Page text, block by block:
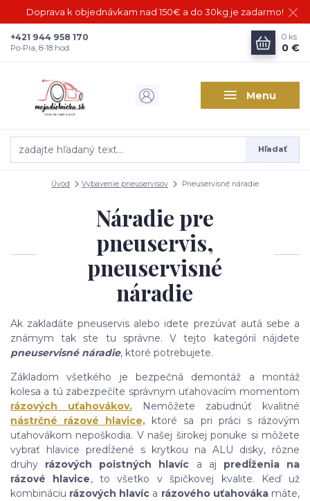
Doprava k objednávkam nad 150€ a do 30kg je zadarmo!
Menu
Hľadať
+421 944 958 170
Po-Pia, 8-18 hod.
0 ks
0 €
Úvod Vybavenie pneuservisov Pneuservisné náradie
Náradie pre
pneuservis,
pneuservisné
náradie
Ak zakladáte pneuservis alebo idete prezúvať autá sebe a
známym tak ste tu správne. V tejto kategórií nájdete
pneuservisné náradie, ktoré potrebujete.
Základom všetkého je bezpečná demontáž a montáž
kolesa a tú zabezpečíte správnym uťahovacím momentom
rázových uťahovákov.Nemôžete zabudnúť kvalitné
nástrčné rázové hlavice, ktoré sa pri práci s rázovým
uťahovákom nepoškodia. V našej širokej ponuke si môžete
vybrať hlavice predĺžené s krytkou na ALU disky, rôzne
druhy rázových poistných hlavíc a aj predĺženia na
rázové hlavice, to všetko v špičkovej kvalite. Keď už
kombináciu rázových hlavíc a rázového uťahovákamáte,